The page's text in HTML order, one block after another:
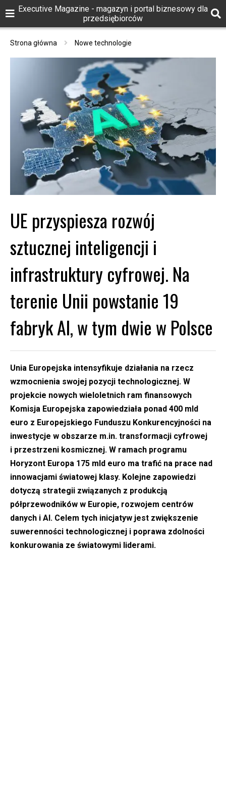
Executive Magazine - magazyn i portal biznesowy dla
przedsiębiorców
Strona główna Nowe technologie
UE przyspiesza rozwój
sztucznej inteligencji i
infrastruktury cyfrowej. Na
terenie Unii powstanie 19
fabryk AI, w tym dwie w Polsce
Unia Europejska intensyfikuje działania na rzecz
wzmocnienia swojej pozycji technologicznej. W
projekcie nowych wieloletnich ram finansowych
Komisja Europejska zapowiedziała ponad 400 mld
euro z Europejskiego Funduszu Konkurencyjności na
inwestycje w obszarze m.in. transformacji cyfrowej
i przestrzeni kosmicznej. W ramach programu
Horyzont Europa 175 mld euro ma trafić na prace nad
innowacjami światowej klasy. Kolejne zapowiedzi
dotyczą strategii związanych z produkcją
półprzewodników w Europie, rozwojem centrów
danych i AI. Celem tych inicjatyw jest zwiększenie
suwerenności technologicznej i poprawa zdolności
konkurowania ze światowymi liderami.